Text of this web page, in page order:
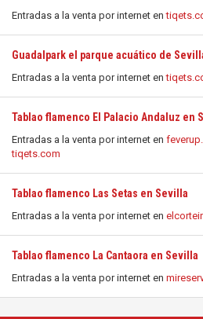
Entradas a la venta por internet en
Guadalpark el parque acuático de
Entradas a la venta por internet en
Tablao flamenco El Palacio Andaluz en
Entradas a la venta por internet en
tiqets.com
Tablao flamenco Las Setas en Sevilla
Entradas a la venta por internet en
Tablao flamenco La Cantaora en Sevilla
Entradas a la venta por internet en